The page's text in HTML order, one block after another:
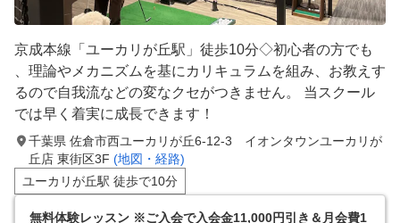
京成本線「ユーカリが丘駅」徒歩10分◇初心者の方でも
、理論やメカニズムを基にカリキュラムを組み、お教えす
るので自我流などの変なクセがつきません。 当スクール
では早く着実に成長できます！
千葉県 佐倉市西ユーカリが丘6-12-3 イオンタウンユーカリが
丘店 東街区3F (地図・経路)
ユーカリが丘駅 徒歩で10分
無料体験レッスン ※ご入会で入会金11,000円引き＆月会費1